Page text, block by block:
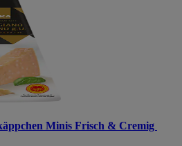
Minis Frisch & Cremig